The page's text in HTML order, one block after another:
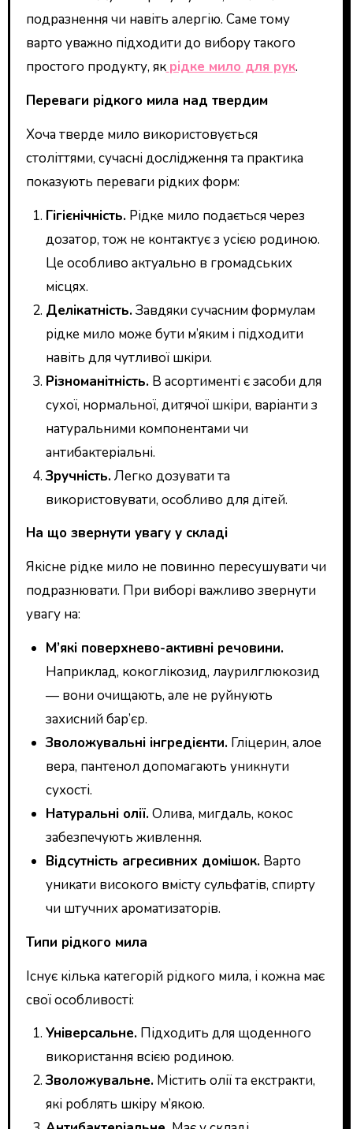
подразнення чи навіть алергію. Саме тому
варто уважно підходити до вибору такого
простого продукту, як рідке мило для рук.
Переваги рідкого мила над твердим
Хоча тверде мило використовується
століттями, сучасні дослідження та практика
показують переваги рідких форм:
Гігієнічність. Рідке мило подається через
дозатор, тож не контактує з усією родиною.
Це особливо актуально в громадських
місцях.
Делікатність.Завдяки сучасним формулам
рідке мило може бути м’яким і підходити
навіть для чутливої шкіри.
Різноманітність. В асортименті є засоби для
сухої, нормальної, дитячої шкіри, варіанти з
натуральними компонентами чи
антибактеріальні.
Зручність.Легко дозувати та
використовувати, особливо для дітей.
На що звернути увагу у складі
Якісне рідке мило не повинно пересушувати чи
подразнювати. При виборі важливо звернути
увагу на:
М’які поверхнево-активні речовини.
Наприклад, кокоглікозид, лаурилглюкозид
— вони очищають, але не руйнують
захисний бар’єр.
Зволожувальні інгредієнти. Гліцерин, алое
вера, пантенол допомагають уникнути
сухості.
Натуральні олії.Олива, мигдаль, кокос
забезпечують живлення.
Відсутність агресивних домішок. Варто
уникати високого вмісту сульфатів, спирту
чи штучних ароматизаторів.
Типи рідкого мила
Існує кілька категорій рідкого мила, і кожна має
свої особливості:
Універсальне. Підходить для щоденного
використання всією родиною.
Зволожувальне. Містить олії та екстракти,
які роблять шкіру м’якою.